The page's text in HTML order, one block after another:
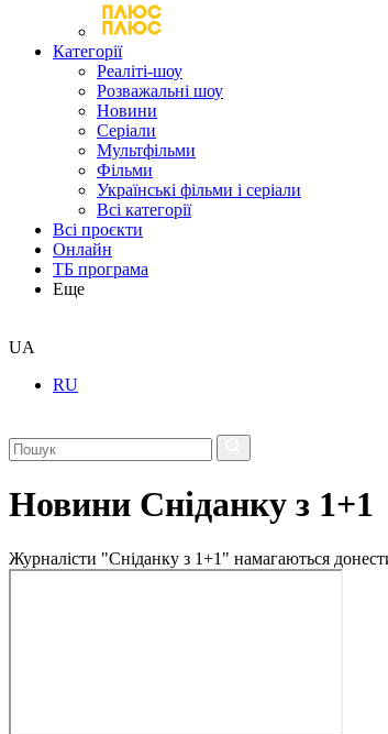
Категорії
Реаліті-шоу
Розважальні шоу
Новини
Серіали
Мультфільми
Фільми
Українські фільми і серіали
Всі категорії
Всі проєкти
Онлайн
ТБ програма
Еще
UA
RU
Новини Сніданку з 1+1
Журналісти "Сніданку з 1+1" намагаються